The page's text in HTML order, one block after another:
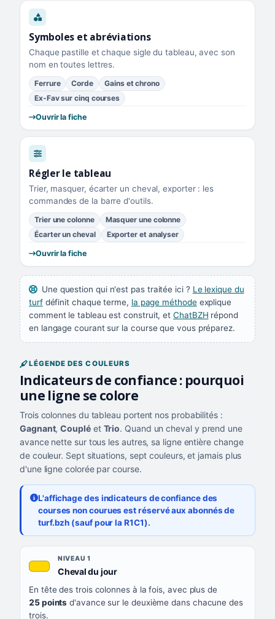
Symboles et abréviations
Chaque pastille et chaque sigle du tableau, avec son
nom en toutes lettres.
Ferrure Corde
Gains et chrono
Ex-Fav sur cinq courses
Ouvrir la fiche
Régler le tableau
Trier, masquer, écarter un cheval, exporter : les
commandes de la barre d'outils.
Trier une colonne
Masquer une colonne
Écarter un cheval
Exporter et analyser
Ouvrir la fiche
Une question qui n'est pas traitée ici ? Le lexique du
turfdéfinit chaque terme, la page méthodeexplique
comment le tableau est construit, etChatBZH répond
en langage courant sur la course que vous préparez.
LÉGENDE DES COULEURS
Indicateurs de confiance : pourquoi
une ligne se colore
Trois colonnes du tableau portent nos probabilités :
Gagnant,Coupléet Trio. Quand un cheval y prend une
avance nette sur tous les autres, sa ligne entière change
de couleur. Sept situations, sept couleurs, et jamais plus
d'une ligne colorée par course.
L'affichage des indicateurs de confiance des
courses non courues est réservé aux abonnés de
turf.bzh (sauf pour la R1C1).
QUAND LA LIGNE PREND CETTE COULEUR
CE QUE CELA VOUS DIT
NIVEAU 1
Cheval du jour, couleur jaune or
En tête des trois colonnes à la fois, avec plus de
25 points d'avance sur le deuxième dans chacune des
trois.